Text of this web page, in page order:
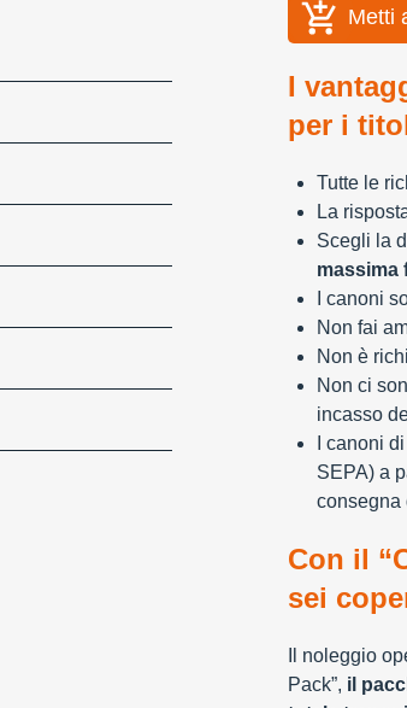
Metti
I
per i
Tutte le
La
Scegli la
massima
I canoni
Non fai
Non è
Non ci
incasso
I canoni
SEPA) a
consegna
Con il
sei
Il noleggio
Pack”, il